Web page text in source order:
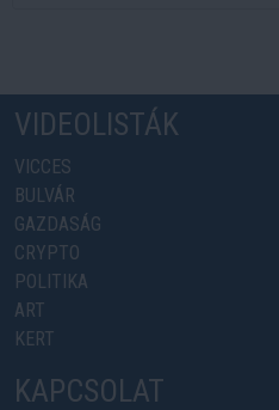
VIDEOLISTÁK
VICCES
BULVÁR
GAZDASÁG
CRYPTO
POLITIKA
ART
KERT
KAPCSOLAT